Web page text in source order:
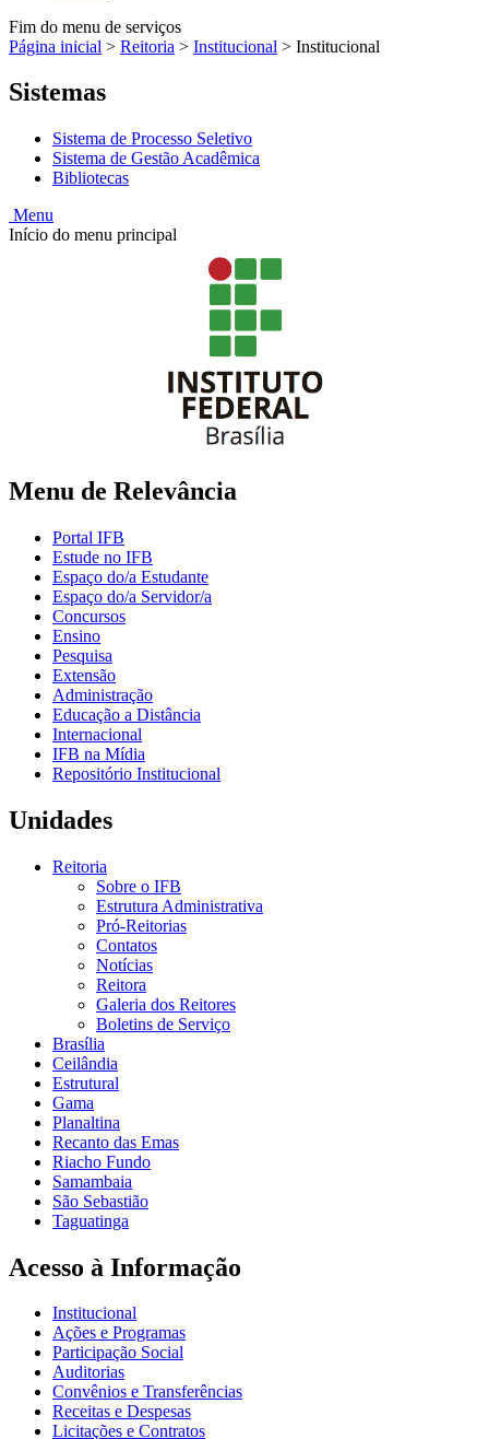
Fim do menu de serviços
Página inicial > Reitoria > Institucional > Institucional
Sistemas
Sistema de Processo Seletivo
Sistema de Gestão Acadêmica
Bibliotecas
Menu
Início do menu principal
Menu de Relevância
Portal IFB
Estude no IFB
Espaço do/a Estudante
Espaço do/a Servidor/a
Concursos
Ensino
Pesquisa
Extensão
Administração
Educação a Distância
Internacional
IFB na Mídia
Repositório Institucional
Unidades
Reitoria
Sobre o IFB
Estrutura Administrativa
Pró-Reitorias
Contatos
Notícias
Reitora
Galeria dos Reitores
Boletins de Serviço
Brasília
Ceilândia
Estrutural
Gama
Planaltina
Recanto das Emas
Riacho Fundo
Samambaia
São Sebastião
Taguatinga
Acesso à Informação
Institucional
Ações e Programas
Participação Social
Auditorias
Convênios e Transferências
Receitas e Despesas
Licitações e Contratos